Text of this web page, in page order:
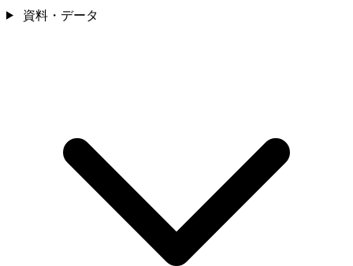
資料・データ